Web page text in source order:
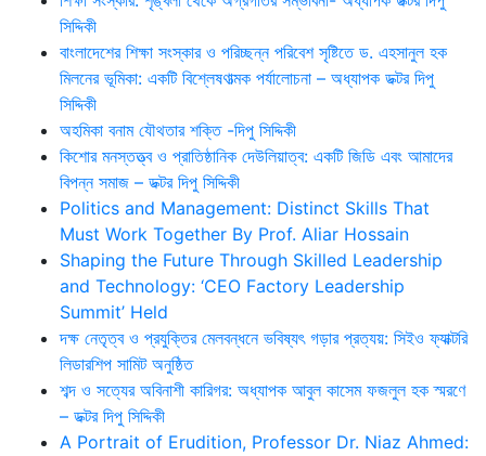
সিদ্দিকী
বাংলাদেশের শিক্ষা সংস্কার ও পরিচ্ছন্ন পরিবেশ সৃষ্টিতে ড. এহসানুল হক
মিলনের ভূমিকা: একটি বিশ্লেষণাত্মক পর্যালোচনা – অধ্যাপক ডক্টর দিপু
সিদ্দিকী
অহমিকা বনাম যৌথতার শক্তি -দিপু সিদ্দিকী
কিশোর মনস্তত্ত্ব ও প্রাতিষ্ঠানিক দেউলিয়াত্ব: একটি জিডি এবং আমাদের
বিপন্ন সমাজ – ডক্টর দিপু সিদ্দিকী
Politics and Management: Distinct Skills That
Must Work Together By Prof. Aliar Hossain
Shaping the Future Through Skilled Leadership
and Technology: ‘CEO Factory Leadership
Summit’ Held
দক্ষ নেতৃত্ব ও প্রযুক্তির মেলবন্ধনে ভবিষ্যৎ গড়ার প্রত্যয়: সিইও ফ্যাক্টরি
লিডারশিপ সামিট অনুষ্ঠিত
শব্দ ও সত্যের অবিনাশী কারিগর: অধ্যাপক আবুল কাসেম ফজলুল হক স্মরণে
– ডক্টর দিপু সিদ্দিকী
A Portrait of Erudition, Professor Dr. Niaz Ahmed: